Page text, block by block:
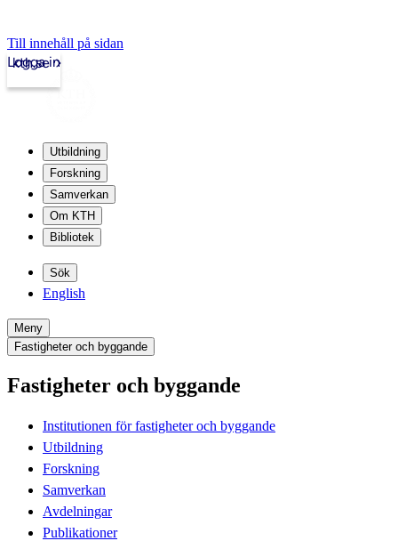
Till innehåll på sidan
kth.se
Logga in
Utbildning
Forskning
Samverkan
Om KTH
Bibliotek
Sök
English
Meny
Fastigheter och byggande
Fastigheter och byggande
Institutionen för fastigheter och byggande
Utbildning
Forskning
Samverkan
Avdelningar
Publikationer